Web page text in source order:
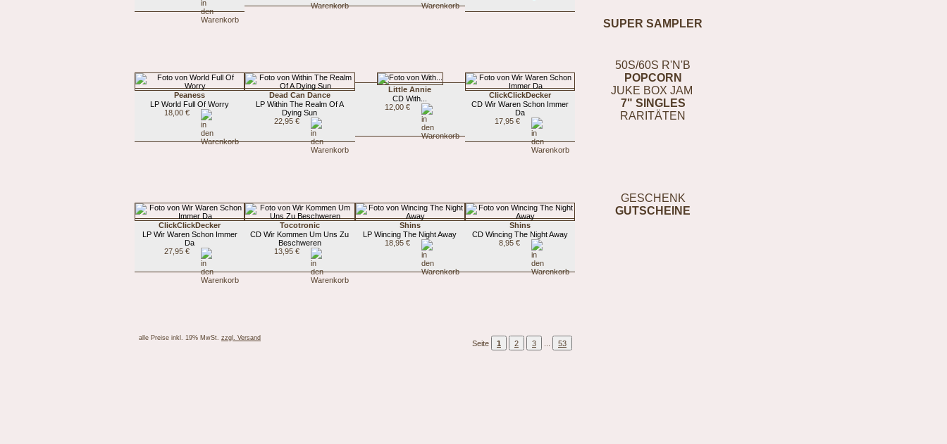
SUPER SAMPLER
50S/60S R'N'B
POPCORN
JUKE BOX JAM
7" SINGLES
RARITÄTEN
GESCHENK
GUTSCHEINE
Peaness
LP World Full Of Worry
18,00 €
Dead Can Dance
LP Within The Realm Of A
Dying Sun
22,95 €
Little Annie
CD With...
12,00 €
ClickClickDecker
CD Wir Waren Schon Immer
Da
17,95 €
ClickClickDecker
LP Wir Waren Schon Immer
Da
27,95 €
Tocotronic
CD Wir Kommen Um Uns Zu
Beschweren
13,95 €
Shins
LP Wincing The Night Away
18,95 €
Shins
CD Wincing The Night Away
8,95 €
Seite 1 2 3 53
alle Preise inkl. 19% MwSt. zzgl. Versand